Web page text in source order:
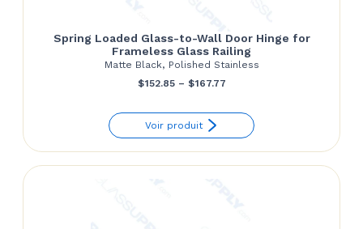
Spring Loaded Glass-to-Wall Door Hinge for
Frameless Glass Railing
Matte Black, Polished Stainless
$152.85 – $167.77Price
$152.85
through
Voir produit